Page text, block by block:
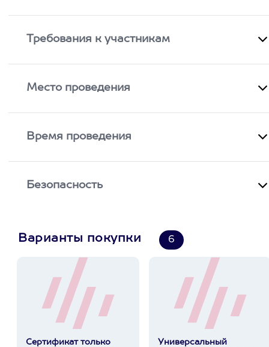
Требования к участникам
Место проведения
Время проведения
Безопасность
Варианты покупки 6
Сертификат только
Универсальный